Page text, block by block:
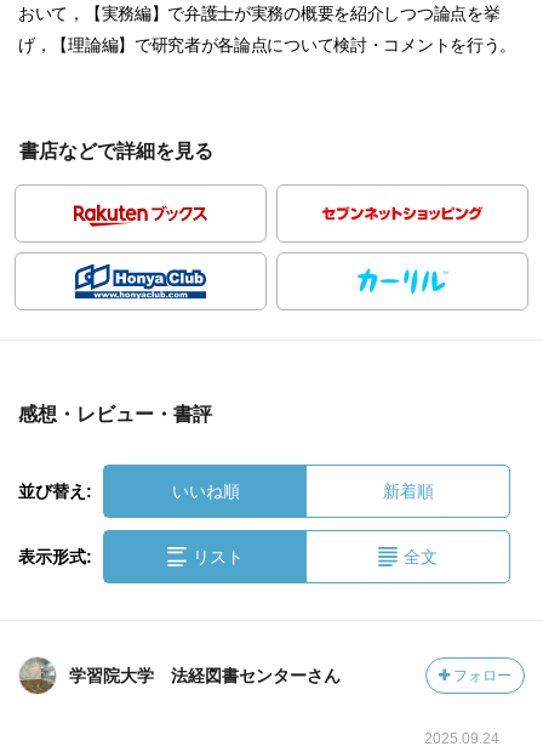
おいて，【実務編】で弁護士が実務の概要を紹介しつつ論点を挙
げ，【理論編】で研究者が各論点について検討・コメントを行う。
書店などで詳細を見る
感想・レビュー・書評
並び替え: いいね順 新着順
表示形式: リスト 全文
学習院大学 法経図書センターさん フォロー
2025.09.24